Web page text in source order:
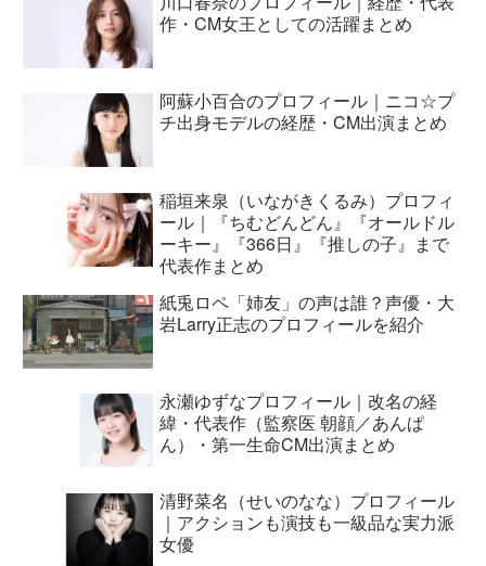
作・CM女王としての活躍まとめ
阿蘇小百合のプロフィール｜ニコ☆プ
チ出身モデルの経歴・CM出演まとめ
稲垣来泉（いながきくるみ）プロフィ
ール｜『ちむどんどん』『オールドル
ーキー』『366日』『推しの子』まで
代表作まとめ
紙兎ロペ「姉友」の声は誰？声優・大
岩Larry正志のプロフィールを紹介
永瀬ゆずなプロフィール｜改名の経
緯・代表作（監察医 朝顔／あんぱ
ん）・第一生命CM出演まとめ
清野菜名（せいのなな）プロフィール
｜アクションも演技も一級品な実力派
女優